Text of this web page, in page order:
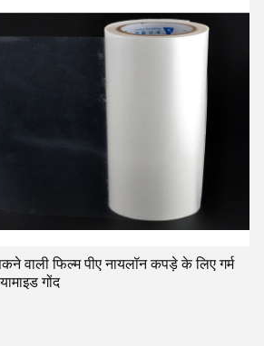
वाली फिल्म पीए नायलॉन कपड़े के लिए गर्म
गोंद